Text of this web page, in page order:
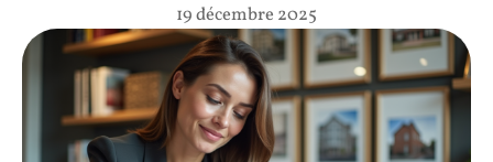
19 décembre 2025